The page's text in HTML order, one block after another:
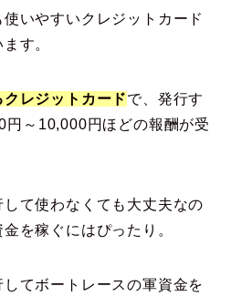
いやすいクレジットカード
す。
レジットカードで、発行す
円～10,000円ほどの報酬が受
て使わなくても大丈夫なの
を稼ぐにはぴったり。
てボートレースの軍資金を